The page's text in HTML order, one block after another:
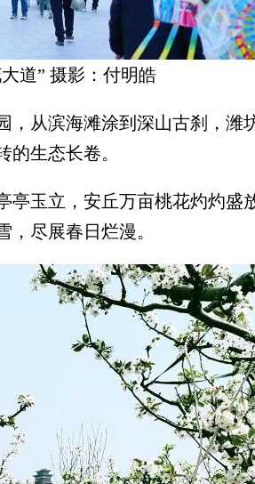
道” 摄影：付明皓
从滨海滩涂到深山古刹，潍
生态长卷。
立，安丘万亩桃花灼灼盛
尽展春日烂漫。